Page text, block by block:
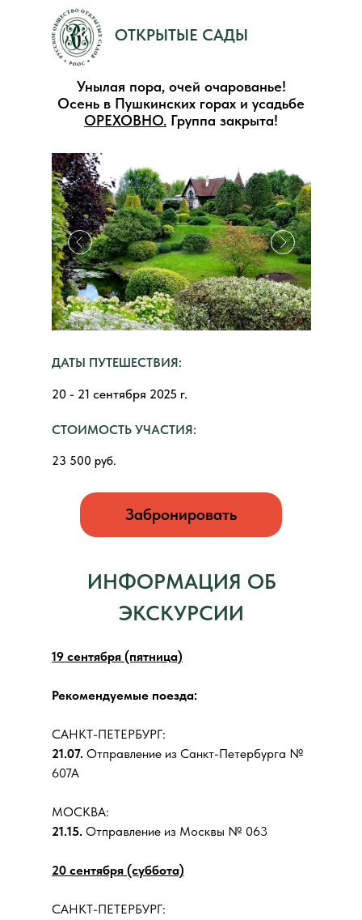
Унылая пора, очей очарованье!
Осень в Пушкинских горах и усадьбе
ОРЕХОВНО. Группа закрыта!
ОТКРЫТЫЕ САДЫ
СТОИМОСТЬ УЧАСТИЯ:
ДАТЫ ПУТЕШЕСТВИЯ:
Забронировать
20 - 21 сентября 2025 г.
23 500 руб.
19 сентября (пятница)
Рекомендуемые поезда:
САНКТ-ПЕТЕРБУРГ:
21.07. Отправление из Санкт-Петербурга №
607А
МОСКВА:
21.15. Отправление из Москвы № 063
20 сентября (суббота)
САНКТ-ПЕТЕРБУРГ:
ИНФОРМАЦИЯ ОБ
ЭКСКУРСИИ